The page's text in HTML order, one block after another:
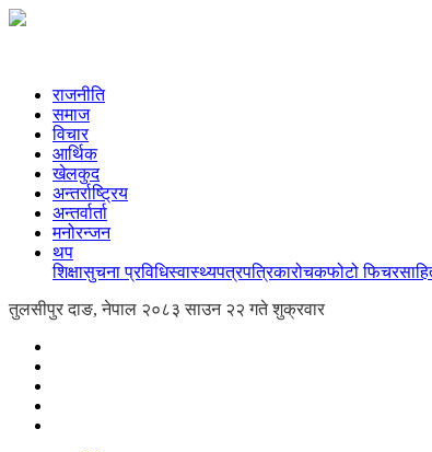
राजनीति
समाज
विचार
आर्थिक
खेलकुद
अन्तर्राष्ट्रिय
अन्तर्वार्ता
मनोरन्जन
थप
शिक्षासुचना प्रविधिस्वास्थ्यपत्रपत्रिकारोचकफोटो फिचर
तुलसीपुर दाङ, नेपाल २०८३ साउन २२ गते शुक्रवार